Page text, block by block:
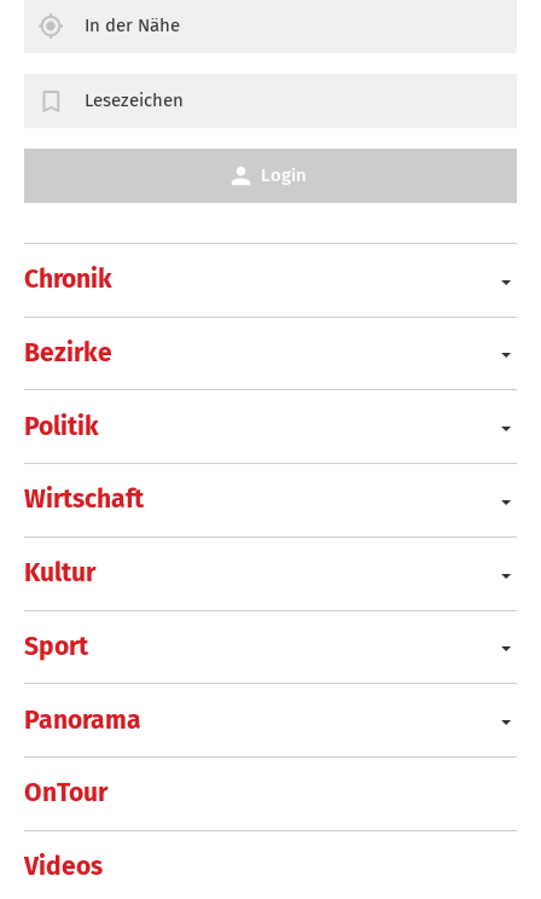
Chronik
Bezirke
Politik
Wirtschaft
Kultur
Sport
Panorama
OnTour
Videos
In der Nähe
Lesezeichen
Login